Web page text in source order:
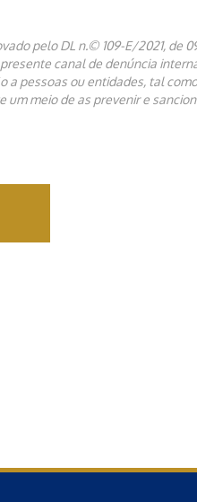
pelo DL n.© 109-E/2021, de
canal de denúncia
pessoas ou entidades, tal
meio de as prevenir e